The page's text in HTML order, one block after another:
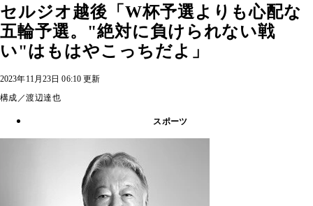
セルジオ越後「W杯予選よりも心配な
五輪予選。"絶対に負けられない戦
い"はもはやこっちだよ」
2023年11月23日 06:10 更新
構成／渡辺達也
スポーツ